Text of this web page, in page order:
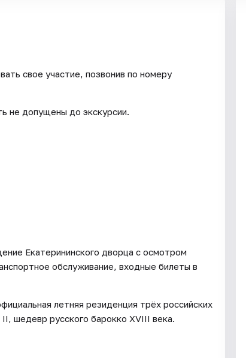
свое участие, позвонив по номеру
не допущены до экскурсии.
Екатерининского дворца с осмотром
обслуживание, входные билеты в
летняя резиденция трёх российских
шедевр русского барокко XVIII века.